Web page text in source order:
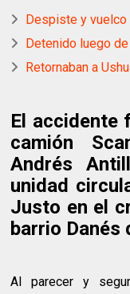
Despiste y vuelco
Detenido luego
Retornaban a
El accidente
camión
Andrés
unidad
Justo en el
barrio Danés
Al parecer y